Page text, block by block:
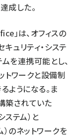
成した。
」は、オフィスの
ュリティ・システ
を連携可能とし、
トワークと設備制
ようになる。ま
築されていた
テム）と
のネットワークを